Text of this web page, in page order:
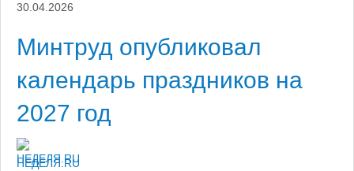
30.04.2026
Минтруд опубликовал
календарь праздников на
2027 год
НЕДЕЛЯ.RU